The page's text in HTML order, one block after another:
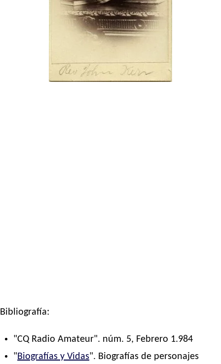
Bibliografía:
"CQ Radio Amateur". núm. 5, Febrero 1.984
"Biografías y Vidas". Biografías de personajes